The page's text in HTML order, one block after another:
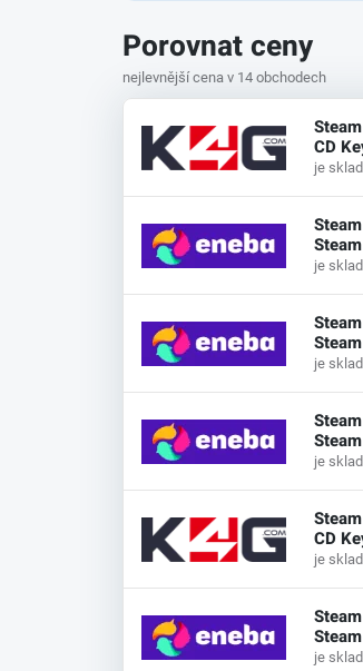
Porovnat ceny
nejlevnější cena v 14 obchodech
CD
je
je
je
je
CD
je
je